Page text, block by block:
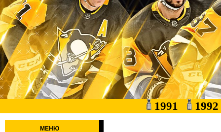
1991
МЕНЮ